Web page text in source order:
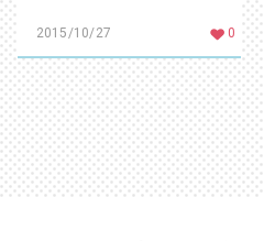
2015/10/27 0